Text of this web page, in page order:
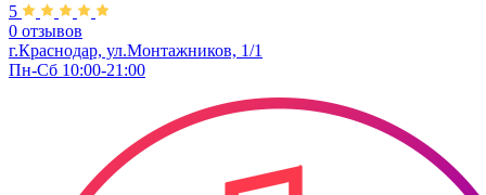
5
0 отзывов
г.Краснодар, ул.Монтажников, 1/1
Пн-Сб 10:00-21:00